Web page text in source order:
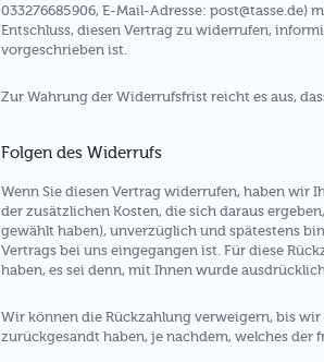
033276685906, E-Mail-Adresse: post@tasse.de)
Entschluss, diesen Vertrag zu widerrufen,
vorgeschrieben ist.
Zur Wahrung der Widerrufsfrist reicht es aus,
Folgen des Widerrufs
Wenn Sie diesen Vertrag widerrufen, haben wir
der zusätzlichen Kosten, die sich daraus
gewählt haben), unverzüglich und spätestens
Vertrags bei uns eingegangen ist. Für diese
haben, es sei denn, mit Ihnen wurde
Wir können die Rückzahlung verweigern, bis
zurückgesandt haben, je nachdem, welches der